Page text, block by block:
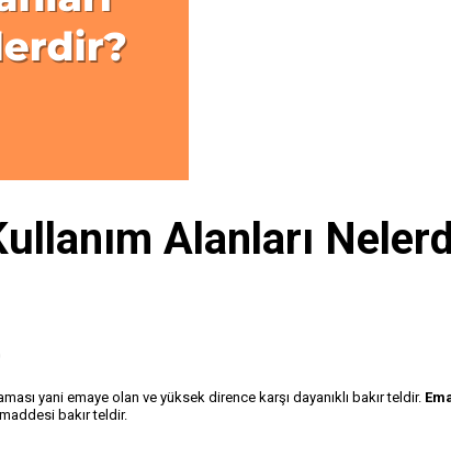
Alanları
yani emaye olan ve yüksek dirence karşı dayanıklı bakır teldir.
bakır teldir.